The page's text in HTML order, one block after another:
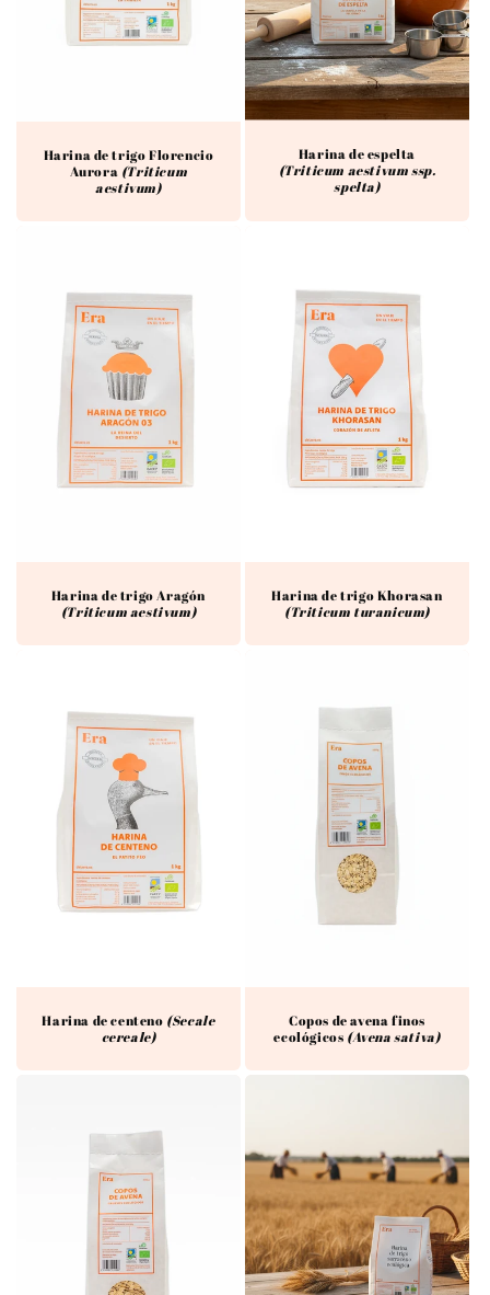
Harina de trigo Florencio
Aurora (Triticum
aestivum)
Harina de espelta
(Triticum aestivum ssp.
spelta)
Harina de trigo Aragón
(Triticum aestivum)
Harina de trigo Khorasan
(Triticum turanicum)
Harina de centeno (Secale
cereale)
Copos de avena finos
ecológicos (Avena sativa)